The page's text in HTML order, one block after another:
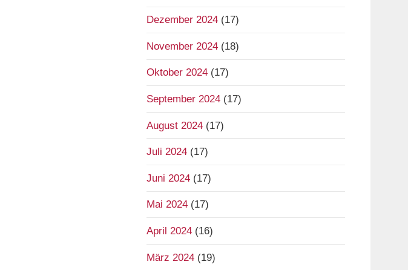
Dezember 2024(17)
November 2024(18)
Oktober 2024(17)
September 2024(17)
August 2024(17)
Juli 2024(17)
Juni 2024(17)
Mai 2024(17)
April 2024(16)
März 2024(19)